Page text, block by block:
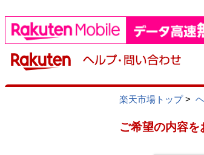
楽天市場トップ>
ご希望の内容を